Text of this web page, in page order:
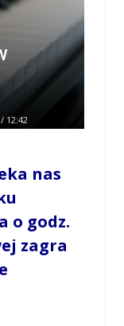
12:42
nas
o godz.
zagra